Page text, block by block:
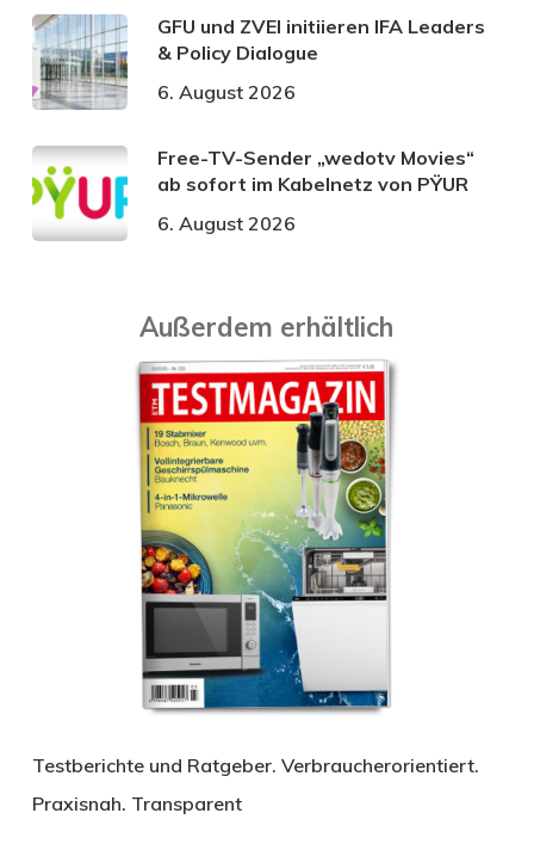
GFU und ZVEI initiieren IFA Leaders
& Policy Dialogue
6. August 2026
Free-TV-Sender „wedotv Movies“
ab sofort im Kabelnetz von PŸUR
6. August 2026
Außerdem erhältlich
Testberichte und Ratgeber. Verbraucherorientiert.
Praxisnah. Transparent